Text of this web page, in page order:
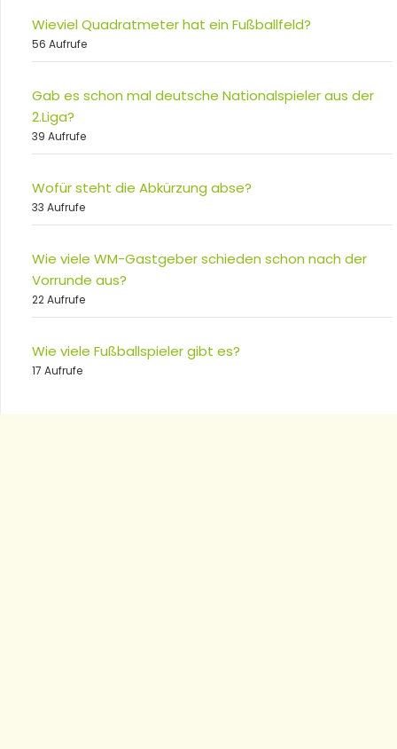
Wieviel Quadratmeter hat ein Fußballfeld?
56 Aufrufe
Gab es schon mal deutsche Nationalspieler aus der
2.Liga?
39 Aufrufe
Wofür steht die Abkürzung abse?
33 Aufrufe
Wie viele WM-Gastgeber schieden schon nach der
Vorrunde aus?
22 Aufrufe
Wie viele Fußballspieler gibt es?
17 Aufrufe